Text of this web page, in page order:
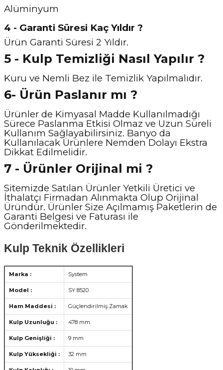
Alüminyum
4 - Garanti Süresi Kaç Yıldır ?
Ürün Garanti Süresi 2 Yıldır.
5 - Kulp Temizliği Nasıl Yapılır ?
Kuru ve Nemli Bez ile Temizlik Yapılmalıdır.
6- Ürün Paslanır mı ?
Ürünler de Kimyasal Madde Kullanılmadığı
Sürece Paslanma Etkisi Olmaz ve Uzun Süreli
Kullanım Sağlayabilirsiniz. Banyo da
Kullanılacak Ürünlere Nemden Dolayı Ekstra
Dikkat Edilmelidir.
7 - Ürünler Orijinal mi ?
Sitemizde Satılan Ürünler Yetkili Üretici ve
İthalatçı Firmadan Alınmakta Olup Orijinal
Üründür. Ürünler Size Açılmamış Paketlerin de
Garanti Belgesi ve Faturası ile
Gönderilmektedir.
Kulp Teknik Özellikleri
Marka : System
Model : SY 8520
Ham Maddesi : Güçlendirilmiş Zamak
Kulp Uzunluğu : 478 mm
Kulp Genişliği : 9 mm
Kulp Yüksekliği : 32 mm